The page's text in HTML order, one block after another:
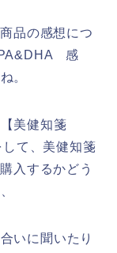
品の感想につ
感
。
美健知箋
て、美健知箋
入するかどう
いに聞いたり